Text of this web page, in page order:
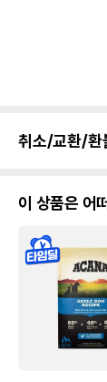
취소/교환/
이 상품은 어